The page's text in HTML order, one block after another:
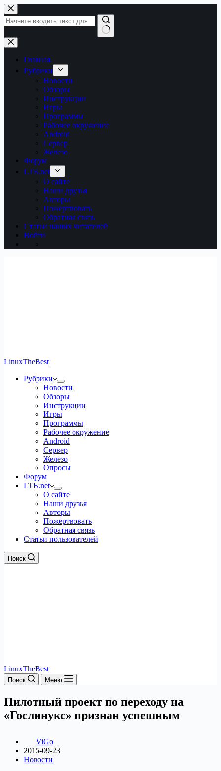
Перейти
к
сути
Ничего
не
найденоГлавная
Рубрики
Новости
Обзоры
Инструкции
Игры
Программы
Рабочее окружение
Android
Сервер
Железо
Форум
LTB.net
О сайте
Наши друзья
Авторы
Пожертвовать
Обратная связь
Статьи наших читателей
Войти
LinuxTheBest
Рубрики
Новости
Обзоры
Инструкции
Игры
Программы
Рабочее окружение
Android
Сервер
Железо
Опросы
Форум
LTB.net
О сайте
Наши друзья
Авторы
Пожертвовать
Обратная связь
Статьи пользователей
Поиск
LinuxTheBest
Поиск Меню
Пилотный проект по переходу на
«Гослинукс» признан успешным
ViGo
2015-09-23
Новости